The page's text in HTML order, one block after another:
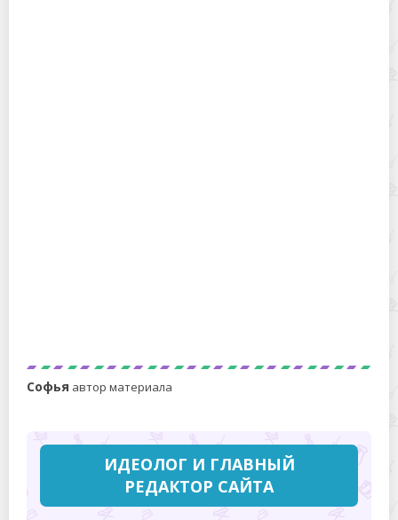
Софья автор материала
ИДЕОЛОГ И ГЛАВНЫЙ
РЕДАКТОР САЙТА